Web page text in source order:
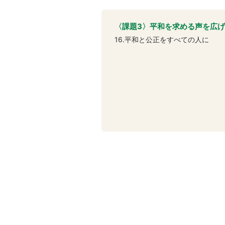
〈課題3〉平和を求める声を広
16.平和と公正をすべての人に